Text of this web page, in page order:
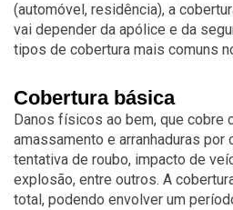
(automóvel, residência), a
vai depender da apólice e da
tipos de cobertura mais comuns
Cobertura básica
Danos físicos ao bem, que cobre
amassamento e arranhaduras por
tentativa de roubo, impacto de
explosão, entre outros. A
total, podendo envolver um